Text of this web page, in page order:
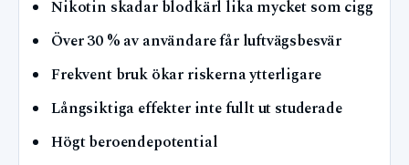
Nikotin skadar blodkärl lika mycket som cigg
Över 30 % av användare får luftvägsbesvär
Frekvent bruk ökar riskerna ytterligare
Långsiktiga effekter inte fullt ut studerade
Högt beroendepotential